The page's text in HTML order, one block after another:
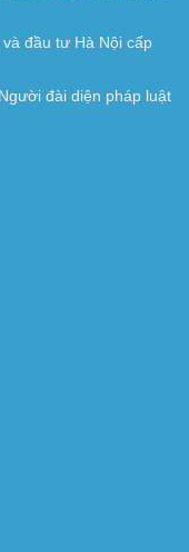
đầu tư Hà Nội cấp
đài diện pháp luật